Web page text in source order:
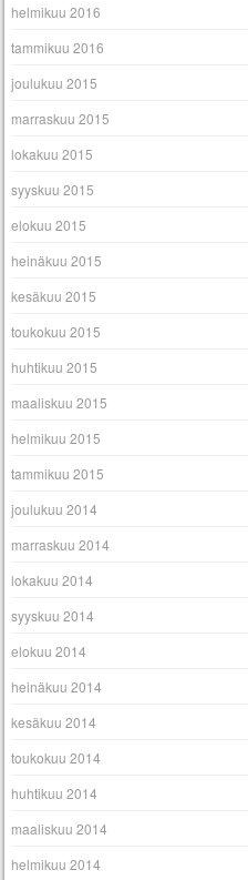
helmikuu 2016
tammikuu 2016
joulukuu 2015
marraskuu 2015
lokakuu 2015
syyskuu 2015
elokuu 2015
heinäkuu 2015
kesäkuu 2015
toukokuu 2015
huhtikuu 2015
maaliskuu 2015
helmikuu 2015
tammikuu 2015
joulukuu 2014
marraskuu 2014
lokakuu 2014
syyskuu 2014
elokuu 2014
heinäkuu 2014
kesäkuu 2014
toukokuu 2014
huhtikuu 2014
maaliskuu 2014
helmikuu 2014